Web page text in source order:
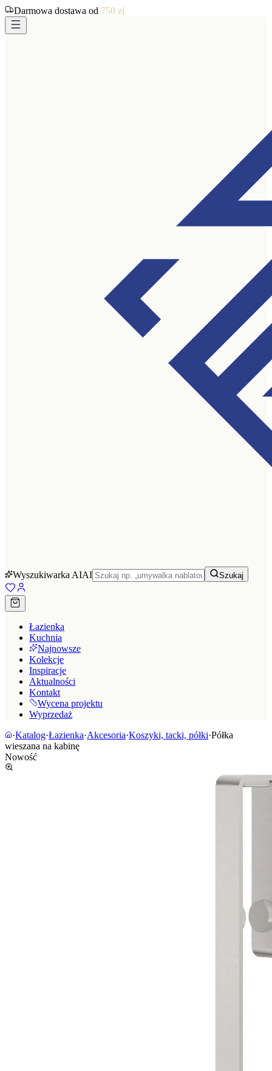
Darmowa dostawa od 750 zł
Wyszukiwarka AIAI Szukaj
Łazienka
Kuchnia
Najnowsze
Kolekcje
Inspiracje
Aktualności
Kontakt
Wycena projektu
Wyprzedaż
·Katalog·Łazienka·Akcesoria·Koszyki, tacki, półki·Półka
wieszana na kabinę
Nowość